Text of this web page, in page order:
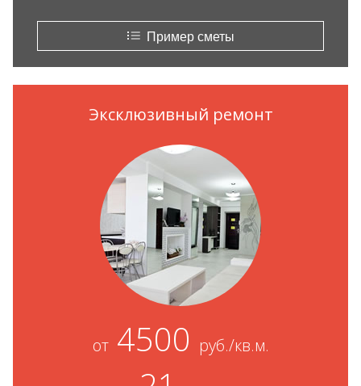
Пример сметы
Эксклюзивный ремонт
от4500 руб./кв.м.